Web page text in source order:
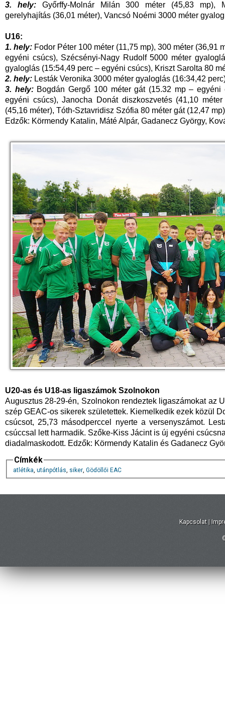
3. hely:Győrffy-Molnár Milán 300 méter (45,83 mp),
gerelyhajítás (36,01 méter), Vancsó Noémi 3000 méter
U16:
1. hely: Fodor Péter 100 méter (11,75 mp), 300 méter (36,91
egyéni csúcs), Szécsényi-Nagy Rudolf 5000 méter
gyaloglás (15:54,49 perc – egyéni csúcs), Kriszt Sarolta 80
2. hely: Lesták Veronika 3000 méter gyaloglás (16:34,42
3. hely:Bogdán Gergő 100 méter gát (15.32 mp – egyéni
egyéni csúcs), Janocha Donát diszkoszvetés (41,10
(45,16 méter), Tóth-Sztavridisz Szófia 80 méter gát (12,47 mp)
Edzők: Körmendy Katalin, Máté Alpár, Gadanecz György,
U20-as és U18-as ligaszámok Szolnokon
Augusztus 28-29-én, Szolnokon rendeztek ligaszámokat az
szép GEAC-os sikerek születettek. Kiemelkedik ezek közül
csúcsot, 25,73 másodperccel nyerte a versenyszámot.
csúccsal lett harmadik. Szőke-Kiss Jácint is új egyéni
diadalmaskodott. Edzők: Körmendy Katalin és Gadanecz
Címkék
atlétika, utánpótlás, siker, Gödöllői EAC
Kapcsolat |